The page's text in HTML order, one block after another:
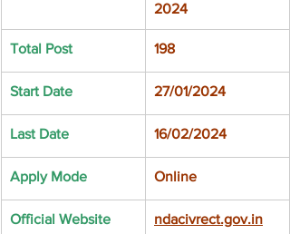
2024
Total Post 198
Start Date 27/01/2024
Last Date 16/02/2024
Apply Mode Online
Official Website ndacivrect.gov.in